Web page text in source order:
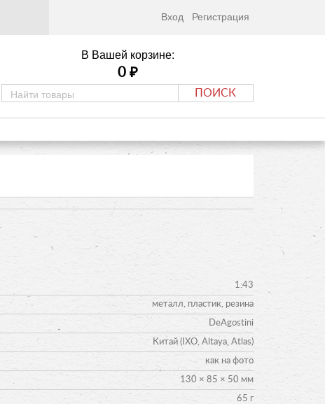
Вход Регистрация
В Вашей корзине:
0 ₽
ПОИСК
1:43
металл, пластик, резина
DeAgostini
Китай (IXO, Altaya, Atlas)
как на фото
130 × 85 × 50 мм
65 г